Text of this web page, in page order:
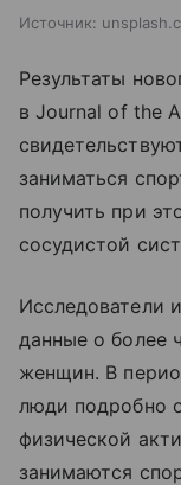
Источник:
Результаты
в Journal of the
заниматься
получить при
сосудистой
Исследователи
данные о более
женщин. В
люди подробно
физической
занимаются